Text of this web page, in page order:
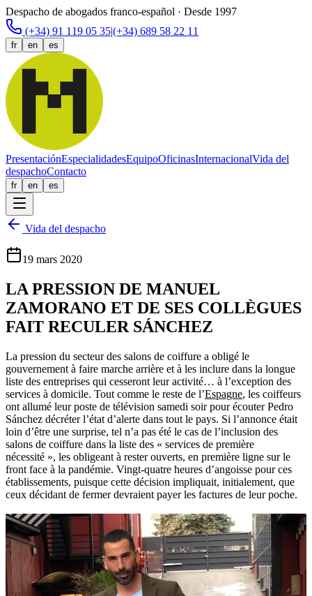
Despacho de abogados franco-español · Desde 1997
(+34) 91 119 05 35|(+34) 689 58 22 11
fr en es
PresentaciónEspecialidadesEquipoOficinasInternacionalVida del
despachoContacto
fr en es
Vida del despacho
19 mars 2020
LA PRESSION DE MANUEL
ZAMORANO ET DE SES COLLÈGUES
FAIT RECULER SÁNCHEZ
La pression du secteur des salons de coiffure a obligé le
gouvernement à faire marche arrière et à les inclure dans la longue
liste des entreprises qui cesseront leur activité… à l’exception des
services à domicile. Tout comme le reste de l’Espagne, les coiffeurs
ont allumé leur poste de télévision samedi soir pour écouter Pedro
Sánchez décréter l’état d’alerte dans tout le pays. Si l’annonce était
loin d’être une surprise, tel n’a pas été le cas de l’inclusion des
salons de coiffure dans la liste des « services de première
nécessité », les obligeant à rester ouverts, en première ligne sur le
front face à la pandémie. Vingt-quatre heures d’angoisse pour ces
établissements, puisque cette décision impliquait, initialement, que
ceux décidant de fermer devraient payer les factures de leur poche.